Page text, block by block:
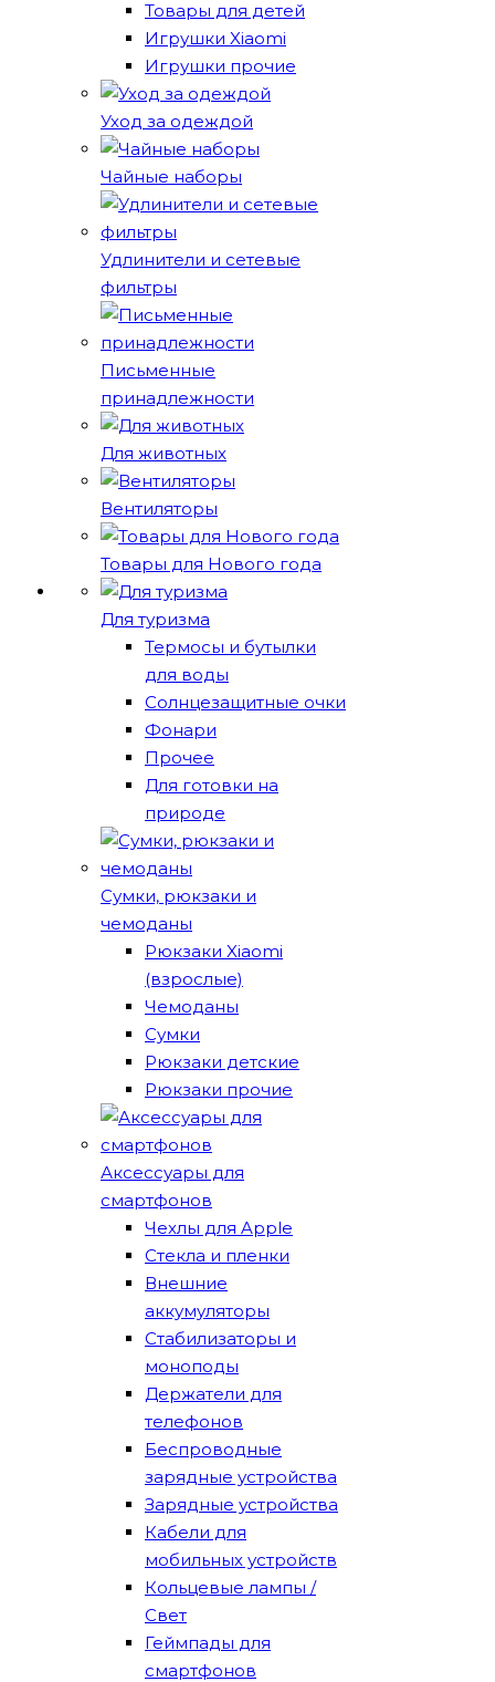
Товары для детей
Игрушки Xiaomi
Игрушки прочие
Уход за одеждой
Чайные наборы
Удлинители и сетевые
фильтры
Письменные
принадлежности
Для животных
Вентиляторы
Товары для Нового года
Для туризма
Термосы и бутылки
для воды
Солнцезащитные очки
Фонари
Прочее
Для готовки на
природе
Сумки, рюкзаки и
чемоданы
Рюкзаки Xiaomi
(взрослые)
Чемоданы
Сумки
Рюкзаки детские
Рюкзаки прочие
Аксессуары для
смартфонов
Чехлы для Apple
Стекла и пленки
Внешние
аккумуляторы
Стабилизаторы и
моноподы
Держатели для
телефонов
Беспроводные
зарядные устройства
Зарядные устройства
Кабели для
мобильных устройств
Кольцевые лампы /
Свет
Геймпады для
смартфонов